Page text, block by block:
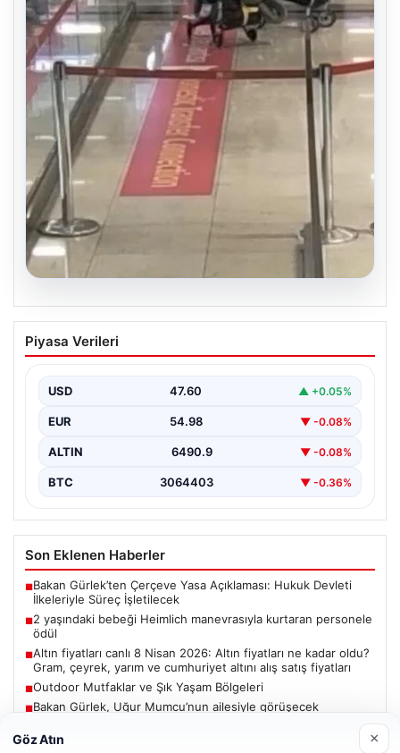
05.08.2026
2 yaşındaki bebeği Heimlich
manevrasıyla kurtaran personele ödül
Bebeği Heimlich Manevrası ile Kurtaran Havalimanı
Personeline…
Piyasa Verileri
USD 47.60 ▲ +0.05%
EUR 54.98 ▼ -0.08%
ALTIN 6490.9 ▼ -0.08%
BTC 3064403 ▼ -0.36%
Son Eklenen Haberler
■Bakan Gürlek’ten Çerçeve Yasa Açıklaması: Hukuk Devleti
İlkeleriyle Süreç İşletilecek
■2 yaşındaki bebeği Heimlich manevrasıyla kurtaran personele
ödül
■Altın fiyatları canlı 8 Nisan 2026: Altın fiyatları ne kadar oldu?
Gram, çeyrek, yarım ve cumhuriyet altını alış satış fiyatları
■Outdoor Mutfaklar ve Şık Yaşam Bölgeleri
■Bakan Gürlek, Uğur Mumcu’nun ailesiyle görüşecek
Göz Atın ×